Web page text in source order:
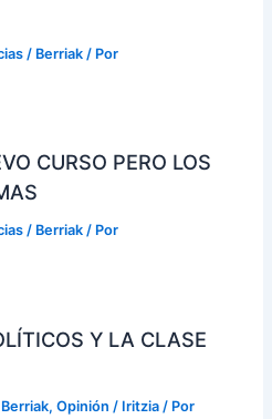
/ Berriak / Por
CURSO PERO LOS
/ Berriak / Por
Y LA CLASE
,Opinión / Iritzia / Por